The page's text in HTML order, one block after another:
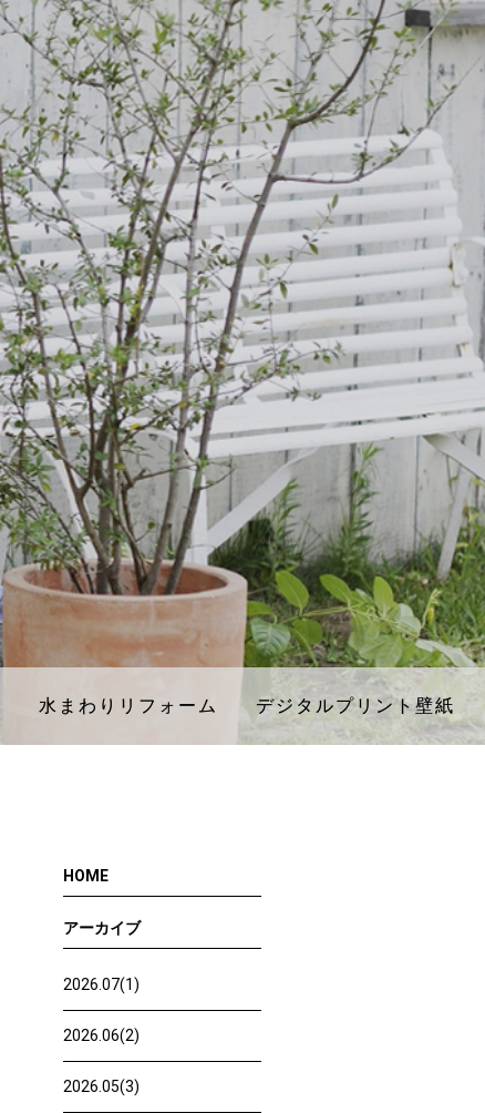
HOME
アーカイブ
2026.07(1)
2026.06(2)
2026.05(3)
水まわりリフォーム デジタルプリント壁紙
水まわりリフォーム デジタルプリント壁紙